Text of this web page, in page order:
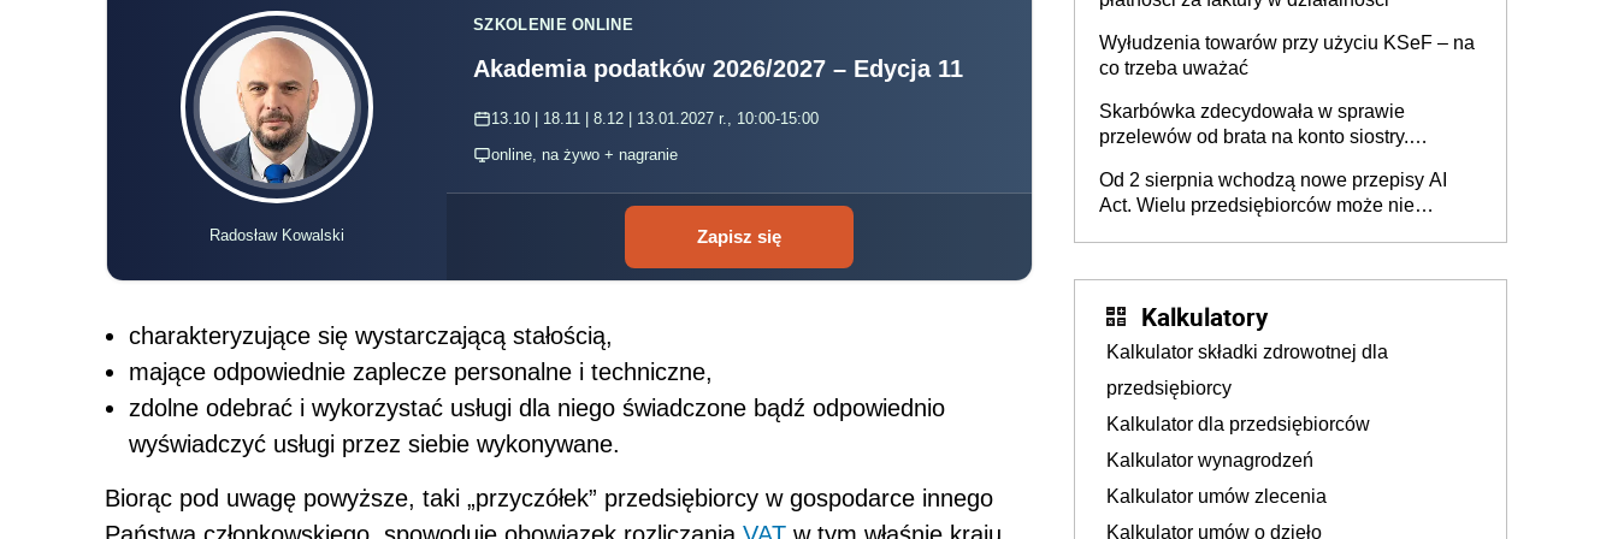
Radosław Kowalski
SZKOLENIE ONLINE
Akademia podatków 2026/2027 – Edycja 11
13.10 | 18.11 | 8.12 | 13.01.2027 r., 10:00-15:00
online, na żywo + nagranie
Zapisz się
charakteryzujące się wystarczającą stałością,
mające odpowiednie zaplecze personalne i techniczne,
zdolne odebrać i wykorzystać usługi dla niego świadczone bądź odpowiednio
wyświadczyć usługi przez siebie wykonywane.
Biorąc pod uwagę powyższe, taki „przyczółek” przedsiębiorcy w gospodarce innego
Wyłudzenia towarów przy użyciu KSeF – na
co trzeba uważać
Skarbówka zdecydowała w sprawie
przelewów od brata na konto siostry.
darowizna, ale podatku jednak nie będzie
Od 2 sierpnia wchodzą nowe przepisy AI
Act. Wielu przedsiębiorców może nie
Kalkulatory
Kalkulator składki zdrowotnej dla
przedsiębiorcy
Kalkulator dla przedsiębiorców
Kalkulator wynagrodzeń
Kalkulator umów zlecenia
Kalkulator umów o dzieło